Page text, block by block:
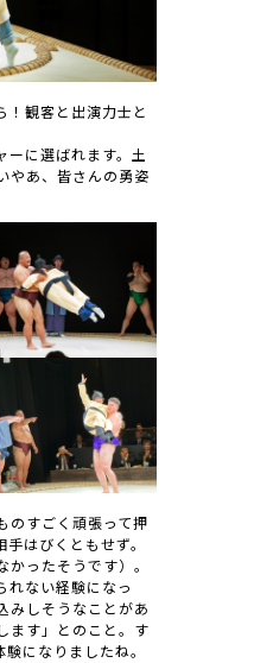
！観客と出演力士と
ーに選ばれます。土
やあ、皆さんの勇姿
のすごく頑張って押
はびくともせず。
ったそうです）。
れない経験になっ
みしそうなことがあ
ます」とのこと。す
になりましたね。